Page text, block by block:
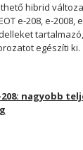
hibrid
e-208, e-2008,
egészíti ki.
208: nagyobb